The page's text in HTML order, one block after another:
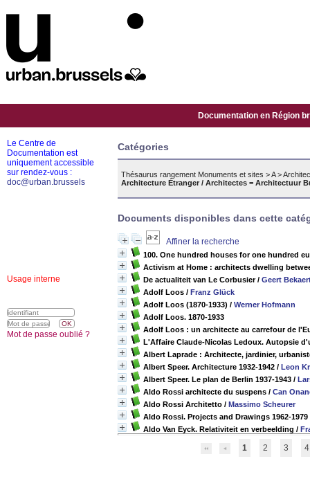
Documentation en Région
Catégories
Thésaurus rangement Monuments et sites >A>
Architecture Étranger / Architectes = Architectuur
Documents disponibles dans cette
Affiner la recherche
100. One hundred houses for one hundred
Activism at Home : architects dwelling
De actualiteit van Le Corbusier/ Geert
Adolf Loos / Franz Glück
Adolf Loos (1870-1933) / Werner Hofmann
Adolf Loos. 1870-1933
Adolf Loos : un architecte au carrefour de
L'Affaire Claude-Nicolas Ledoux. Autopsie
Albert Laprade : Architecte, jardinier,
Albert Speer. Architecture 1932-1942 / Leon
Albert Speer. Le plan de Berlin 1937-1943 /
Aldo Rossi architecte du suspens / Can
Aldo Rossi Architetto / Massimo Scheurer
Aldo Rossi. Projects and Drawings 1962-1979
Aldo Van Eyck. Relativiteit en verbeelding /
1 2 3 4
Le Centre de
Documentation est
uniquement accessible
sur rendez-vous :
doc@urban.brussels
Usage interne
Mot de passe oublié ?